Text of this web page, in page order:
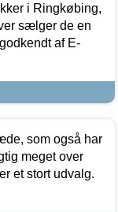
i Ringkøbing,
sælger de en
af E-
som også har
meget over
et stort udvalg.